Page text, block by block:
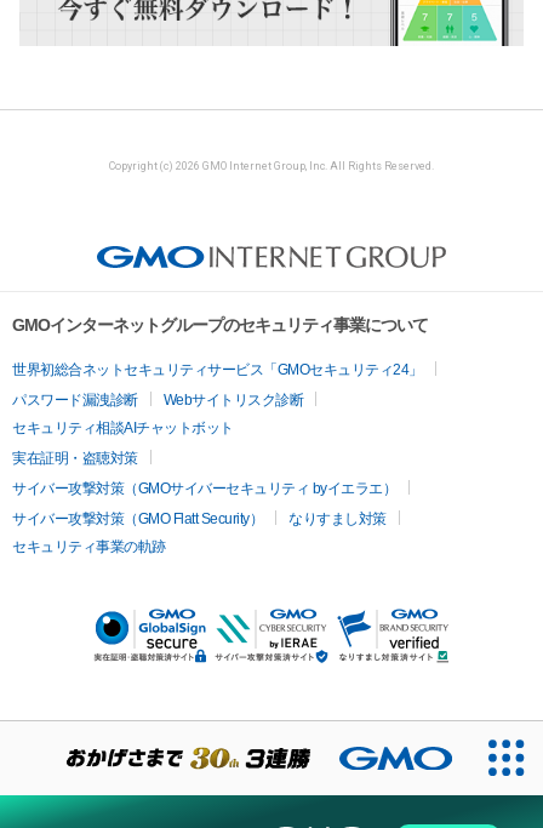
Copyright (c) 2026 GMO Internet Group, Inc. All Rights Reserved.
GMOインターネットグループのセキュリティ事業について
世界初総合ネットセキュリティサービス「GMOセキュリティ24」
パスワード漏洩診断
Webサイトリスク診断
セキュリティ相談AIチャットボット
実在証明・盗聴対策
サイバー攻撃対策（GMOサイバーセキュリティ byイエラエ）
サイバー攻撃対策（GMO Flatt Security）
なりすまし対策
セキュリティ事業の軌跡